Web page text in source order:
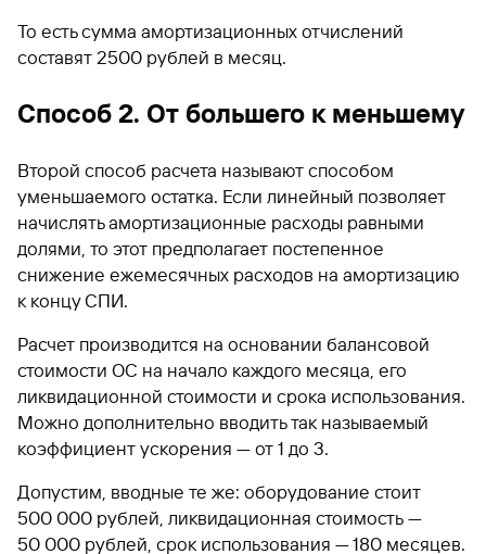
То есть сумма амортизационных отчислений
составят 2500 рублей в месяц.
Способ 2. От большего к меньшему
Второй способ расчета называют способом
уменьшаемого остатка. Если линейный позволяет
начислять амортизационные расходы равными
долями, то этот предполагает постепенное
снижение ежемесячных расходов на амортизацию
к концу СПИ.
Расчет производится на основании балансовой
стоимости ОС на начало каждого месяца, его
ликвидационной стоимости и срока использования.
Можно дополнительно вводить так называемый
коэффициент ускорения — от 1 до 3.
Допустим, вводные те же: оборудование стоит
500 000 рублей, ликвидационная стоимость —
50 000 рублей, срок использования — 180 месяцев.